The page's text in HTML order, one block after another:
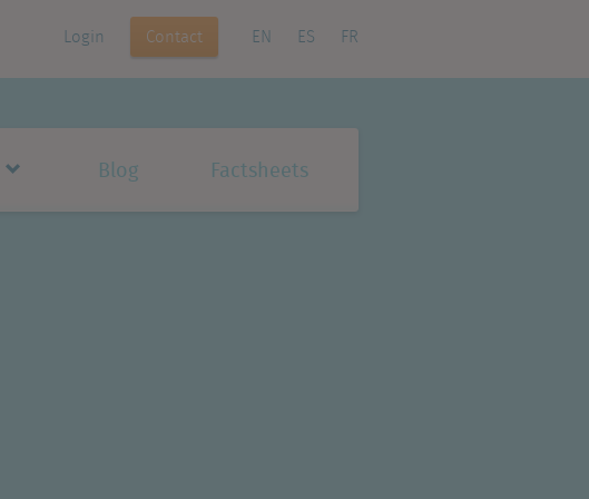
Login Contact EN ES FR
Blog Factsheets